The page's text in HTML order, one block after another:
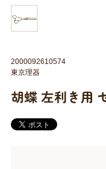
胡蝶 左利き用
2000092610574
東京理器